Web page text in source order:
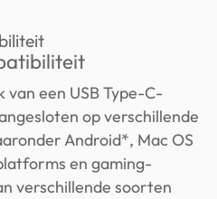
van een USB Type-C-
op verschillende
Android*, Mac OS
en gaming-
verschillende soorten